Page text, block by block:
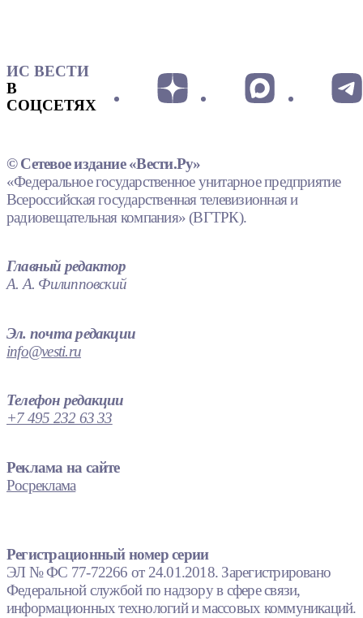
ИС ВЕСТИ
В
СОЦСЕТЯХ
© Сетевое издание «Вести.Ру»
«Федеральное государственное унитарное предприятие
Всероссийская государственная телевизионная и
радиовещательная компания» (ВГТРК).
Главный редактор
А. А. Филипповский
Эл. почта редакции
info@vesti.ru
Телефон редакции
+7 495 232 63 33
Реклама на сайте
Росреклама
Регистрационный номер серии
ЭЛ № ФС 77-72266 от 24.01.2018. Зарегистрировано
Федеральной службой по надзору в сфере связи,
информационных технологий и массовых коммуникаций.